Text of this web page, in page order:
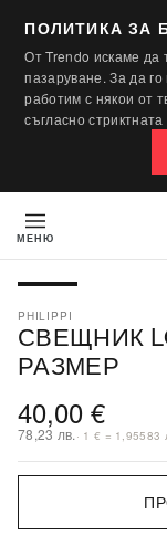
ПОЛИТИКА ЗА
От Trendo искаме
пазаруване. За да
работим с някои от
съгласно стриктната
МЕНЮ
PHILIPPI
СВЕЩНИК
РАЗМЕР
40,00 €
78,23 лв. · 1 € = 1,95583